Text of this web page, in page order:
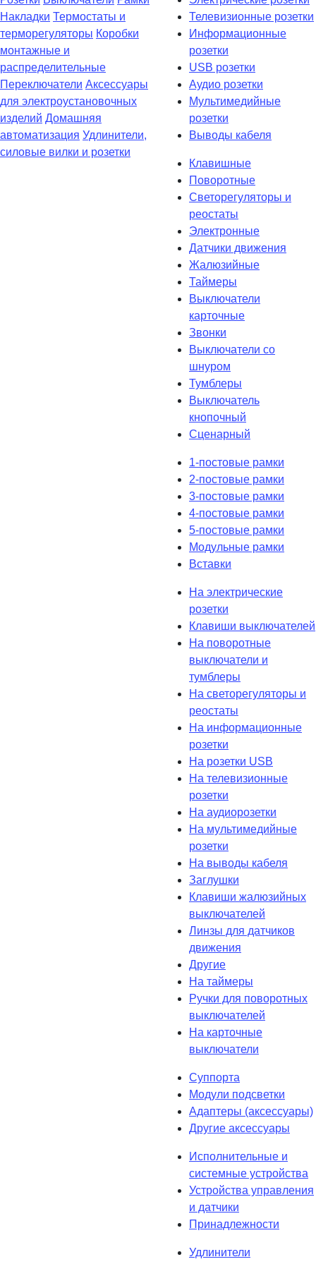
Накладки Термостаты и
терморегуляторы Коробки
монтажные и
распределительные
Переключатели Аксессуары
для электроустановочных
изделий Домашняя
автоматизация Удлинители,
силовые вилки и розетки
Телевизионные розетки
Информационные
розетки
USB розетки
Аудио розетки
Мультимедийные
розетки
Выводы кабеля
Клавишные
Поворотные
Светорегуляторы и
реостаты
Электронные
Датчики движения
Жалюзийные
Таймеры
Выключатели
карточные
Звонки
Выключатели со
шнуром
Тумблеры
Выключатель
кнопочный
Сценарный
1-постовые рамки
2-постовые рамки
3-постовые рамки
4-постовые рамки
5-постовые рамки
Модульные рамки
Вставки
На электрические
розетки
Клавиши выключателей
На поворотные
выключатели и
тумблеры
На светорегуляторы и
реостаты
На информационные
розетки
На розетки USB
На телевизионные
розетки
На аудиорозетки
На мультимедийные
розетки
На выводы кабеля
Заглушки
Клавиши жалюзийных
выключателей
Линзы для датчиков
движения
Другие
На таймеры
Ручки для поворотных
выключателей
На карточные
выключатели
Суппорта
Модули подсветки
Адаптеры (аксессуары)
Другие аксессуары
Исполнительные и
системные устройства
Устройства управления
и датчики
Принадлежности
Удлинители